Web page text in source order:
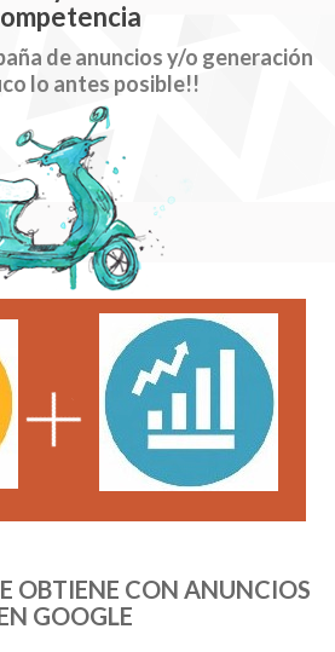
de anuncios y/o generación
lo antes posible!!
OBTIENE CON ANUNCIOS
GOOGLE